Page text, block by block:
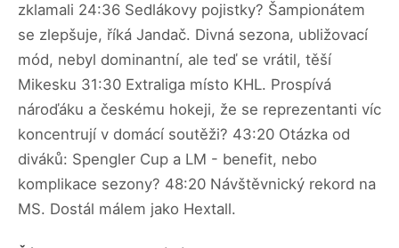
zklamali 24:36 Sedlákovy pojistky? Šampionátem
se zlepšuje, říká Jandač. Divná sezona, ubližovací
mód, nebyl dominantní, ale teď se vrátil, těší
Mikesku 31:30 Extraliga místo KHL. Prospívá
nároďáku a českému hokeji, že se reprezentanti víc
koncentrují v domácí soutěži? 43:20 Otázka od
diváků: Spengler Cup a LM - benefit, nebo
komplikace sezony? 48:20 Návštěvnický rekord na
MS. Dostál málem jako Hextall.